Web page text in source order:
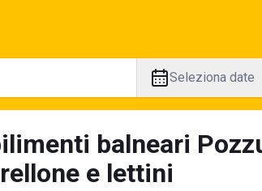
Seleziona date
balneari
e lettini